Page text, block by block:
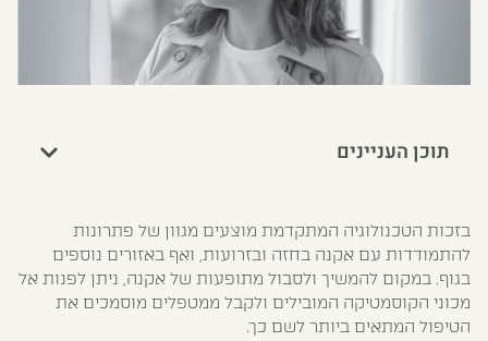
תוכן העניינים
בזכות הטכנולוגיה המתקדמת מוצעים מגוון של פתרונות
להתמודדות עם אקנה בחזה ובזרועות, ואף באזורים נוספים
בגוף. במקום להמשיך ולסבול מתופעות של אקנה, ניתן לפנות אל
מכוני הקוסמטיקה המובילים ולקבל ממטפלים מוסמכים את
הטיפול המתאים ביותר לשם כך.